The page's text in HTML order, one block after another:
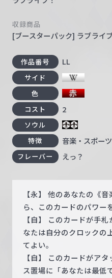
収録商品
[ブースターパック] ラブライ
作品番号 LL
サイド
色
コスト 2
ソウル
特徴
音楽・スポーツ
フレーバー えっ？
【永】 他のあなたの《
ら、このカードのパワー
【自】 このカードが手
なたは自分のクロックの
てよい。
【自】 このカードがア
ス置場に「あなたは最低